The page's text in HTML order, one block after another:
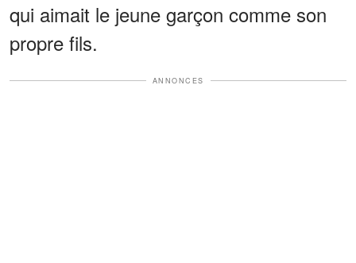
qui aimait le jeune garçon comme son
propre fils.
ANNONCES